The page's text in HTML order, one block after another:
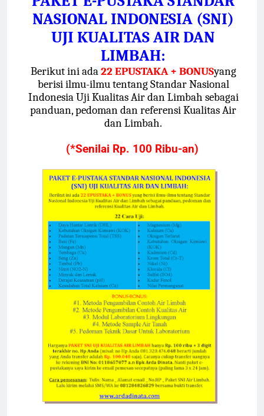
NASIONAL INDONESIA (SNI)
UJI KUALITAS AIR DAN
LIMBAH:
Berikut ini ada22 EPUSTAKA + BONUSyang
berisi ilmu-ilmu tentang Standar Nasional
Indonesia Uji Kualitas Air dan Limbah sebagai
panduan, pedoman dan referensi Kualitas Air
dan Limbah.
(*Senilai Rp. 100 Ribu-an)